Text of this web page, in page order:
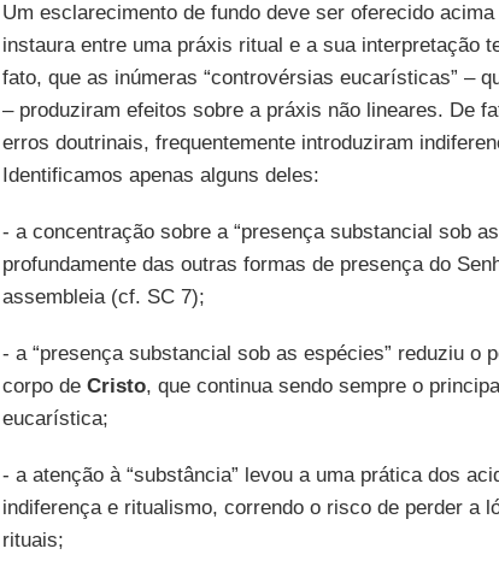
Um esclarecimento de fundo deve ser oferecido
instaura entre uma práxis ritual e a sua interpretação
fato, que as inúmeras “controvérsias eucarísticas” –
– produziram efeitos sobre a práxis não lineares. De
erros doutrinais, frequentemente introduziram
Identificamos apenas alguns deles:
- a concentração sobre a “presença substancial sob
profundamente das outras formas de presença do
assembleia (cf. SC 7);
- a “presença substancial sob as espécies” reduziu o
corpo de Cristo, que continua sendo sempre o
eucarística;
- a atenção à “substância” levou a uma prática dos
indiferença e ritualismo, correndo o risco de perder a
rituais;